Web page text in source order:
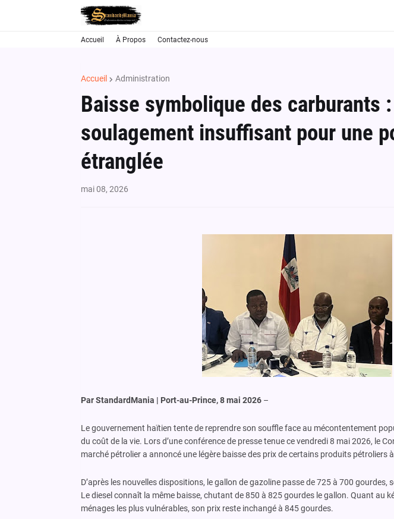
Accueil À Propos Contactez-nous
Accueil Administration
Baisse symbolique des carburants
soulagement insuffisant pour une
étranglée
mai 08, 2026
Par StandardMania | Port-au-Prince, 8 mai 2026 –
Le gouvernement haïtien tente de reprendre son souffle face au mécontentement
du coût de la vie. Lors d’une conférence de presse tenue ce vendredi 8 mai 2026, le
marché pétrolier a annoncé une légère baisse des prix de certains produits pétroliers
D’après les nouvelles dispositions, le gallon de gazoline passe de 725 à 700 gourdes,
Le diesel connaît la même baisse, chutant de 850 à 825 gourdes le gallon. Quant au
ménages les plus vulnérables, son prix reste inchangé à 845 gourdes.